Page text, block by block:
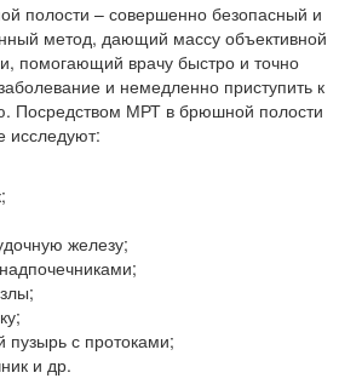
полости – совершенно безопасный и
метод, дающий массу объективной
помогающий врачу быстро и точно
и немедленно приступить к
Посредством МРТ в брюшной полости
исследуют:
железу;
пузырь с протоками;
и др.